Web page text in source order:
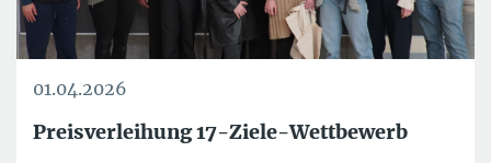
01.04.2026
Preisverleihung 17-Ziele-Wettbewerb